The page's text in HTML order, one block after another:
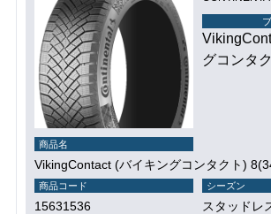
グコンタ
商品名
VikingContact (バイキングコンタクト)
商品コード
15631536
シーズン
スタッドレ